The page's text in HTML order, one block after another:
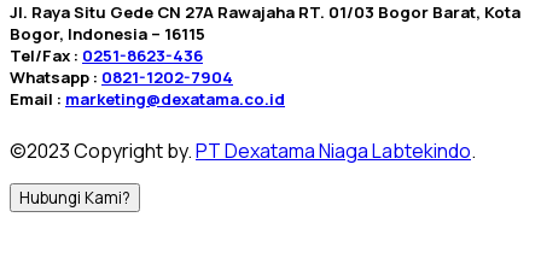
Jl. Raya Situ Gede CN 27A Rawajaha RT. 01/03 Bogor Barat, Kota
Bogor, Indonesia – 16115
Tel/Fax : 0251-8623-436
Whatsapp : 0821-1202-7904
Email : marketing@dexatama.co.id
©2023 Copyright by.PT Dexatama Niaga Labtekindo.
Hubungi Kami?